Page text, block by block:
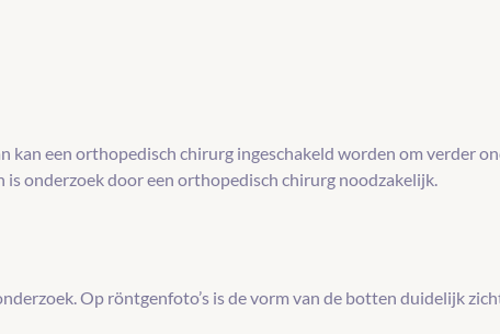
kan een orthopedisch chirurg ingeschakeld worden om verder
is onderzoek door een orthopedisch chirurg noodzakelijk.
Op röntgenfoto’s is de vorm van de botten duidelijk